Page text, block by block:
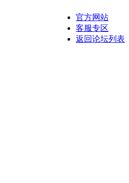
官方网站
客服专区
返回论坛列表